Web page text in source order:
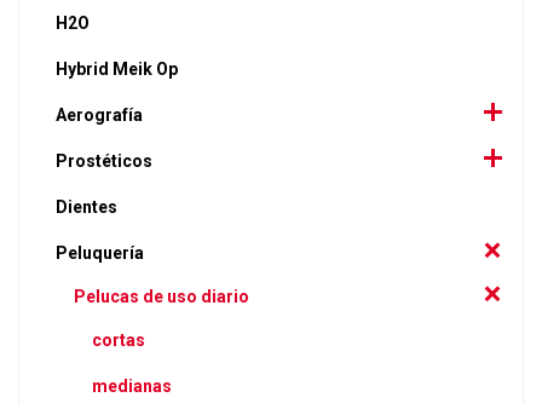
H2O
Hybrid Meik Op
Aerografía
Prostéticos
Dientes
Peluquería
Pelucas de uso diario
cortas
medianas